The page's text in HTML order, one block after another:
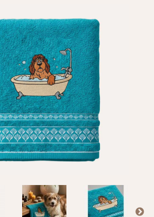
АКЦІЇ
ДЛЯ КОТІВ
Оплата і доставка
Програма лояльності
Про Нас
Оптовим клієнтам
Контакти
+380 (95) 095-00-05